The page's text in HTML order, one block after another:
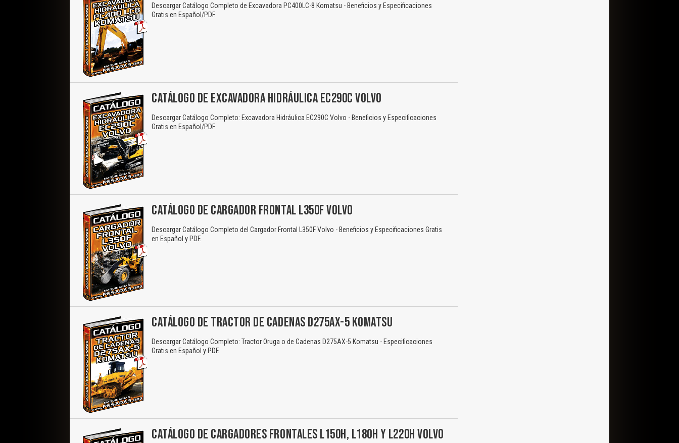
Descargar Catálogo Completo de Excavadora PC400LC-8 Komatsu - Beneficios y Especificaciones
Gratis en Español/PDF.
CATÁLOGO DE EXCAVADORA HIDRÁULICA EC290C VOLVO
Descargar Catálogo Completo: Excavadora Hidráulica EC290C Volvo - Beneficios y Especificaciones
Gratis en Español/PDF.
CATÁLOGO DE CARGADOR FRONTAL L350F VOLVO
Descargar Catálogo Completo del Cargador Frontal L350F Volvo - Beneficios y Especificaciones Gratis
en Español y PDF.
CATÁLOGO DE TRACTOR DE CADENAS D275AX-5 KOMATSU
Descargar Catálogo Completo: Tractor Oruga o de Cadenas D275AX-5 Komatsu - Especificaciones
Gratis en Español y PDF.
CATÁLOGO DE CARGADORES FRONTALES L150H, L180H Y L220H VOLVO